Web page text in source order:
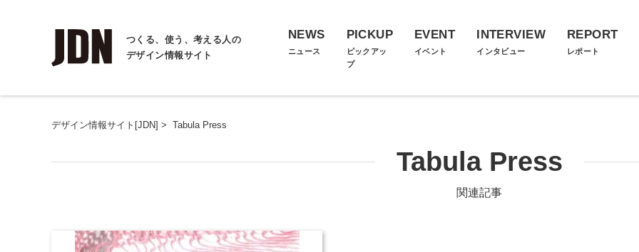
つくる、使う、考える人の
デザイン情報サイト
NEWS
ニュース
PICKUP
ピックアッ
プ
EVENT
イベント
INTERVIEW
インタビュー
REPORT
レポート
デザイン情報サイト[JDN] > Tabula Press
Tabula Press
関連記事